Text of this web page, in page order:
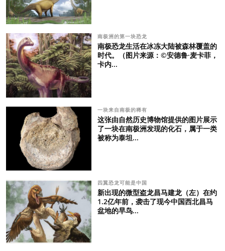
南极洲的第一块恐龙
南极恐龙生活在冰冻大陆被森林覆盖的
时代。（图片来源：©安德鲁·麦卡菲，
卡内...
一块来自南极的稀有
这张由自然历史博物馆提供的图片展示
了一块在南极洲发现的化石，属于一类
被称为泰坦...
四翼恐龙可能是中国
新出现的微型盗龙昌马建龙（左）在约
1.2亿年前，袭击了现今中国西北昌马
盆地的早鸟...